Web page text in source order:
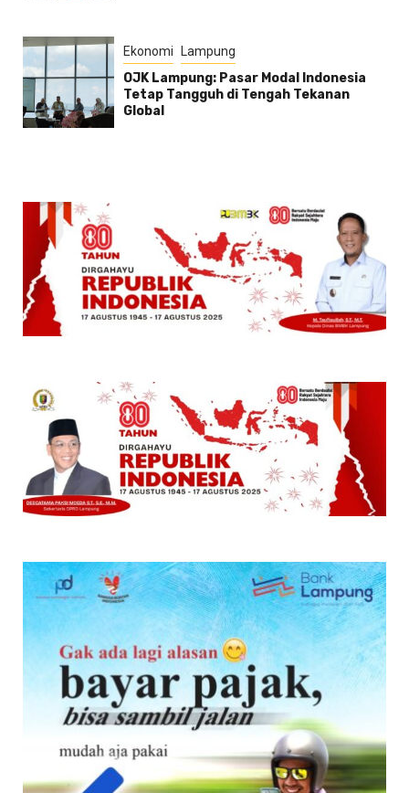
Ekonomi Lampung
OJK Lampung: Pasar Modal Indonesia
Tetap Tangguh di Tengah Tekanan
Global